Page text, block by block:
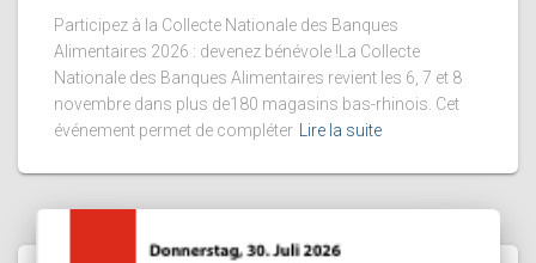
Participez à la Collecte Nationale des Banques
Alimentaires 2026 : devenez bénévole !La Collecte
Nationale des Banques Alimentaires revient les 6, 7 et 8
novembre dans plus de180 magasins bas-rhinois. Cet
événement permet de compléter
Lire la suite